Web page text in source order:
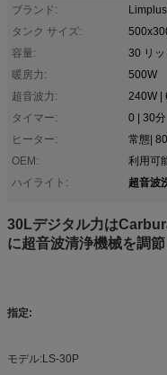
ブランド:
タンク サイズ:
容量:
30 リ
暖房力:
500W
超音波力:
240W |
タイマー:
0 | 30分
ヒーター:
常態|
OEM:
利用可
ハイライト:
超音波
30Lデジタル力は
に超音波清浄機械を調
指定:
モデル:LS-30P